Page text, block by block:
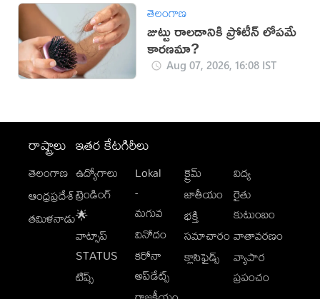
తెలంగాణ
జుట్టు రాలడానికి ప్రోటీన్ లోపమే
కారణమా?
Aug 07, 2026, 16:08 IST
రాష్ట్రాలు
తెలంగాణ
ఆంధ్రప్రదేశ్
తమిళనాడు
ఇతర కేటగిరీలు
ఉద్యోగాలు
ట్రెండింగ్
🌟
వాట్సాప్
STATUS
టిప్స్
Lokal
-
మగువ
వినోదం
కరోనా
అప్‌డేట్స్
క్రైమ్
జాతీయం
భక్తి
సమాచారం
క్లాసిఫైడ్స్
విద్య
రైతు
కుటుంబం
వాతావరణం
వ్యాపార
ప్రపంచం